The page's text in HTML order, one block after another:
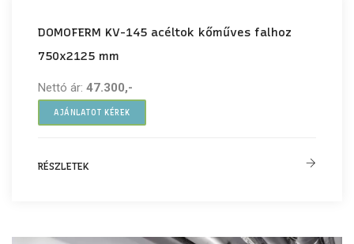
DOMOFERM KV-145 acéltok kőműves falhoz
750x2125 mm
Nettó ár: 47.300,-
AJÁNLATOT KÉREK
RÉSZLETEK